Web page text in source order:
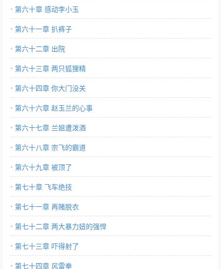
第六十章 感动李小玉
第六十一章 扒裤子
第六十二章 出院
第六十三章 两只狐狸精
第六十四章 你大门没关
第六十六章 赵玉兰的心事
第六十七章 兰姐遭泼酒
第六十八章 宗飞的霸道
第六十九章 被顶了
第七十章 飞车绝技
第七十一章 再赌脱衣
第七十二章 两大暴力妞的强悍
第七十三章 吓得射了
第七十四章 风雷拳